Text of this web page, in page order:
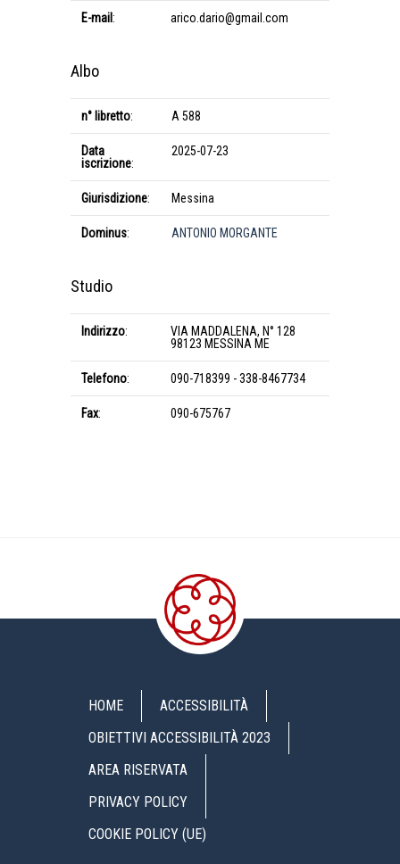
E-mail : arico.dario@gmail.com
Albo
n° libretto: A 588
Data
iscrizione:
2025-07-23
Giurisdizione: Messina
Dominus: ANTONIO MORGANTE
Studio
Indirizzo:
VIA MADDALENA, N° 128
98123 MESSINA ME
Telefono: 090-718399 - 338-8467734
Fax: 090-675767
HOME
ACCESSIBILITÀ
OBIETTIVI ACCESSIBILITÀ 2023
AREA RISERVATA
PRIVACY POLICY
COOKIE POLICY (UE)